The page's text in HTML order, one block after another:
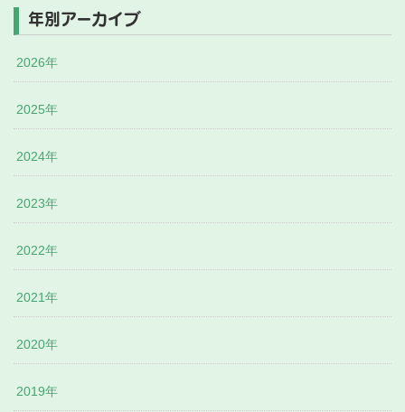
年別アーカイブ
2026年
2025年
2024年
2023年
2022年
2021年
2020年
2019年